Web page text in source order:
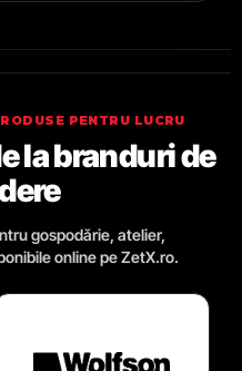
PENTRU LUCRU
la branduri de
gospodărie, atelier,
online pe ZetX.ro.